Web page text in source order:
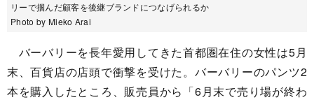
リーで掴んだ顧客を後継ブランドにつなげられるか
Photo by Mieko Arai
バーバリーを長年愛用してきた首都圏在住の女性は5月
末、百貨店の店頭で衝撃を受けた。バーバリーのパンツ2
本を購入したところ、販売員から「6月末で売り場が終わ